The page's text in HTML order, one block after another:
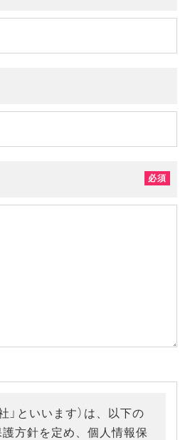
」といいます）は、以下の
方針を定め、個人情報保